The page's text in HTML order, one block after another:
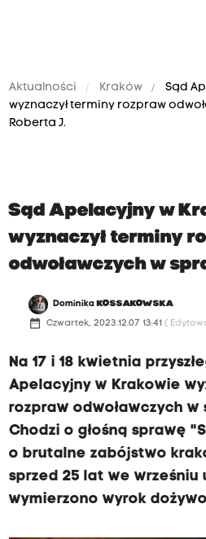
Aktualności Kraków
Sąd
wyznaczył terminy rozpraw
Roberta J.
Sąd Apelacyjny w
wyznaczył terminy
odwoławczych w
Dominika KOSSAKOWSKA
date_range Czwartek, 2023.12.07 13:41 (
Na 17 i 18 kwietnia
Apelacyjny w Krakowie
rozpraw odwoławczych w
Chodzi o głośną sprawę
o brutalne zabójstwo
sprzed 25 lat we wrześniu
wymierzono wyrok